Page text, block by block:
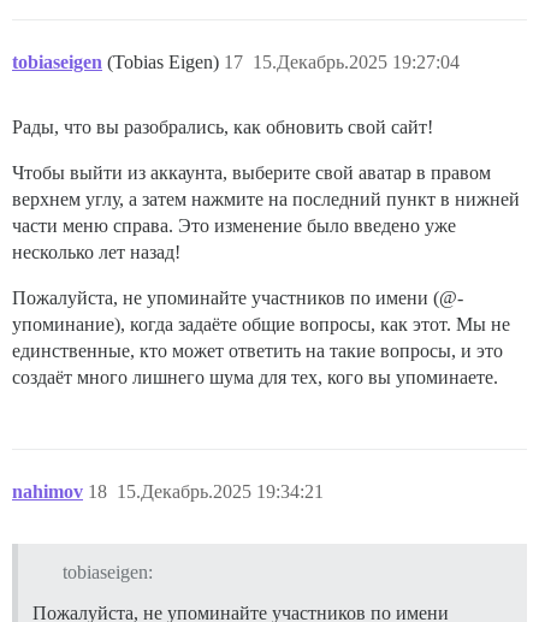
tobiaseigen (Tobias Eigen) 15.Декабрь.2025 19:27:04
17
Рады, что вы разобрались, как обновить свой сайт!
Чтобы выйти из аккаунта, выберите свой аватар в правом
верхнем углу, а затем нажмите на последний пункт в нижней
части меню справа. Это изменение было введено уже
несколько лет назад!
Пожалуйста, не упоминайте участников по имени (@-
упоминание), когда задаёте общие вопросы, как этот. Мы не
единственные, кто может ответить на такие вопросы, и это
создаёт много лишнего шума для тех, кого вы упоминаете.
nahimov 15.Декабрь.2025 19:34:21
18
tobiaseigen:
Пожалуйста, не упоминайте участников по имени